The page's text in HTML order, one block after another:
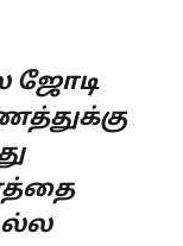
ஜோடி